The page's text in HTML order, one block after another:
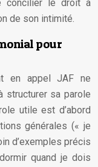
concilier le droit à
de son intimité.
pour
en appel JAF ne
structurer sa parole
utile est d’abord
générales (« je
d’exemples précis
quand je dois